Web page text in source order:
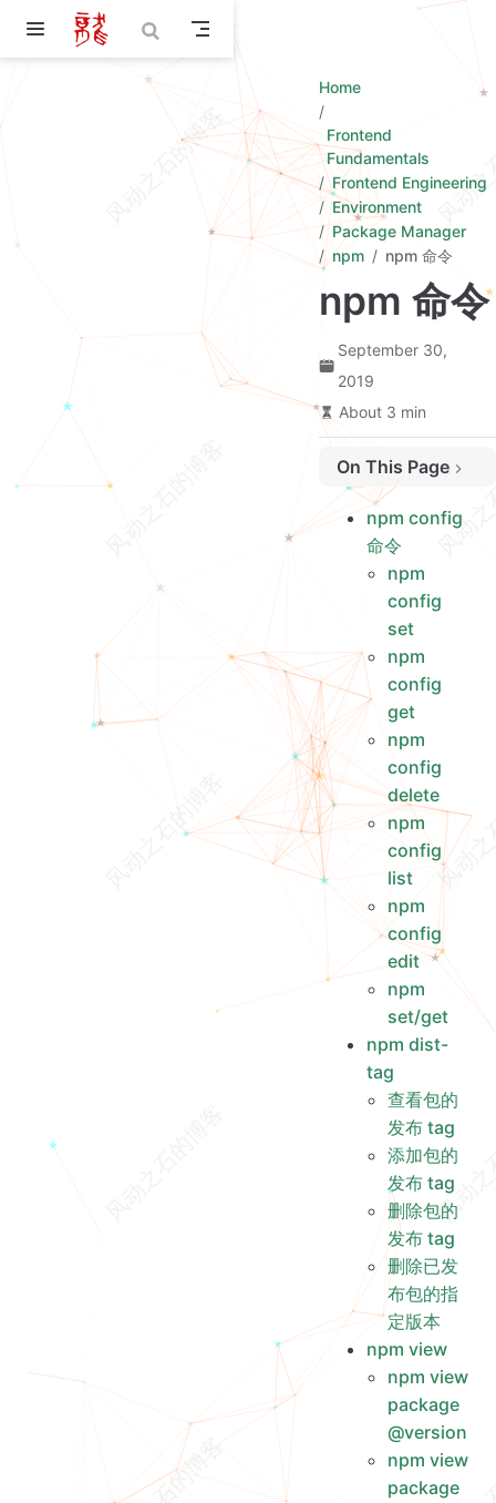
Skip to main content
Home
Frontend
Fundamentals
Frontend Engineering
Environment
Package Manager
npm
npm 命令
npm 命令
September 30,
2019
About 3 min
On This Page
npm config 命令
npm config set
npm config get
npm config delete
npm config list
npm config edit
npm set/get
npm dist-tag
查看包的发布 tag
添加包的发布 tag
删除包的发布 tag
npm view
npm link
npm config
命令
npm
config
set
npm
config
get
npm
config
delete
npm
config
list
npm
config
edit
npm
set/get
npm dist-
tag
查看包的
发布 tag
添加包的
发布 tag
删除包的
发布 tag
删除已发
布包的指
定版本
npm view
npm view
package
@version
npm view
package